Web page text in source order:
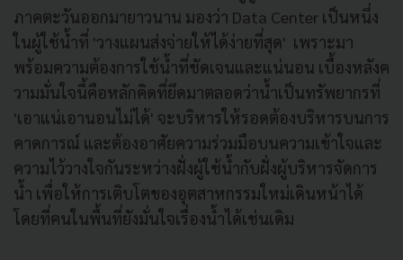
ภาคตะวันออกมายาวนาน มองว่า Data Center เป็นหนึ่ง
ในผู้ใช้น้ำที่ 'วางแผนส่งจ่ายให้ได้ง่ายที่สุด' เพราะมา
พร้อมความต้องการใช้น้ำที่ชัดเจนและแน่นอน เบื้องหลังค
วามมั่นใจนี้คือหลักคิดที่ยึดมาตลอดว่าน้ำเป็นทรัพยากรที่
'เอาแน่เอานอนไม่ได้' จะบริหารให้รอดต้องบริหารบนการ
คาดการณ์ และต้องอาศัยความร่วมมือบนความเข้าใจและ
ความไว้วางใจกันระหว่างฝั่งผู้ใช้น้ำกับฝั่งผู้บริหารจัดการ
น้ำ เพื่อให้การเติบโตของอุตสาหกรรมใหม่เดินหน้าได้
โดยที่คนในพื้นที่ยังมั่นใจเรื่องน้ำได้เช่นเดิม